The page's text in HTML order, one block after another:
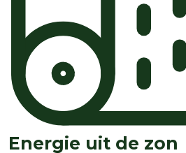
Energie uit de zon